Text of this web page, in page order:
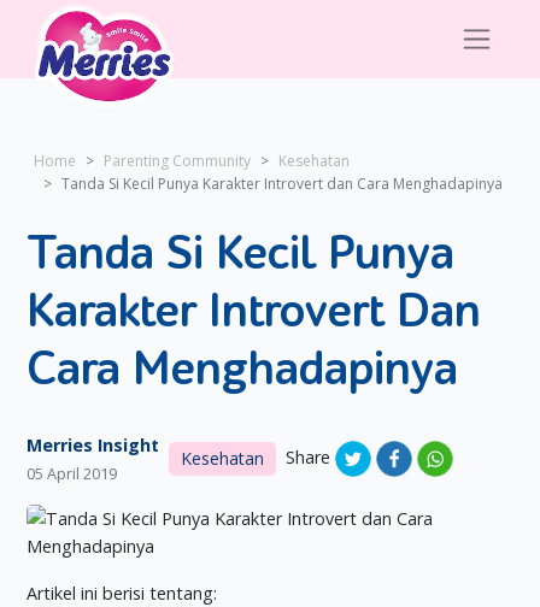
Home Parenting Community
Kesehatan
Tanda Si Kecil Punya Karakter Introvert dan Cara Menghadapinya
Tanda Si Kecil Punya
Karakter Introvert Dan
Cara Menghadapinya
Merries Insight
05 April 2019
Kesehatan Share
Artikel ini berisi tentang: